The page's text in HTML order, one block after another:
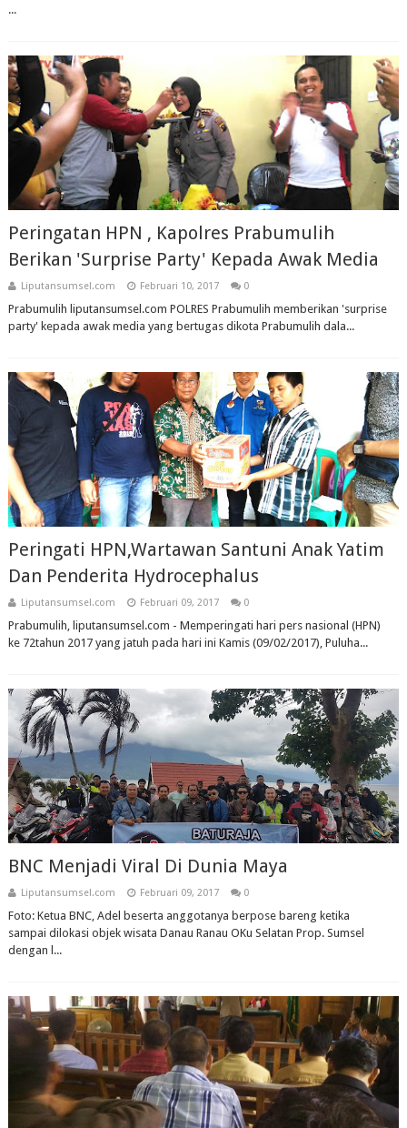
...
Peringatan HPN , Kapolres Prabumulih
Berikan 'Surprise Party' Kepada Awak Media
Liputansumsel.com Februari 10, 2017 0
Prabumulih liputansumsel.com POLRES Prabumulih memberikan 'surprise
party' kepada awak media yang bertugas dikota Prabumulih dala...
Peringati HPN,Wartawan Santuni Anak Yatim
Dan Penderita Hydrocephalus
Liputansumsel.com Februari 09, 2017 0
Prabumulih, liputansumsel.com - Memperingati hari pers nasional (HPN)
ke 72tahun 2017 yang jatuh pada hari ini Kamis (09/02/2017), Puluha...
BNC Menjadi Viral Di Dunia Maya
Liputansumsel.com Februari 09, 2017 0
Foto: Ketua BNC, Adel beserta anggotanya berpose bareng ketika
sampai dilokasi objek wisata Danau Ranau OKu Selatan Prop. Sumsel
dengan l...